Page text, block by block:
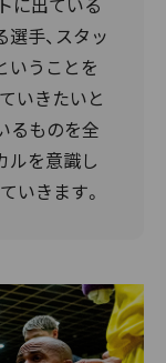
手、スタッ
いうことを
いきたいと
るものを全
ルを意識し
いきます。